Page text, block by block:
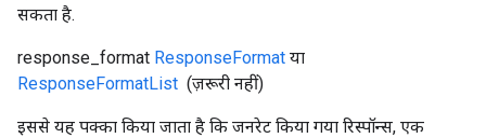
सकता है.
response_format ResponseFormat या
ResponseFormatList (ज़रूरी नहीं)
इससे यह पक्का किया जाता है कि जनरेट किया गया रिस्पॉन्स, एक